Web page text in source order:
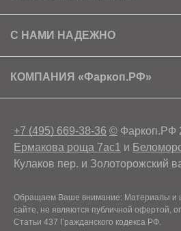
Доставка
Ищем партнеров
Скачать прайс
С НАМИ НАДЕЖНО
Сертификаты
Условия возврата
КОМПАНИЯ «Фаркоп.РФ»
+7 (495) 669-38-36 © Фаркоп.РФ
Ермакова роща 7ас1 и
Кулаков пер. и Золоторожский
Обращаем Ваше внимание: Материалы и
сайте, не являются публичной офертой,
Статьи 437 Гражданского кодекса РФ.